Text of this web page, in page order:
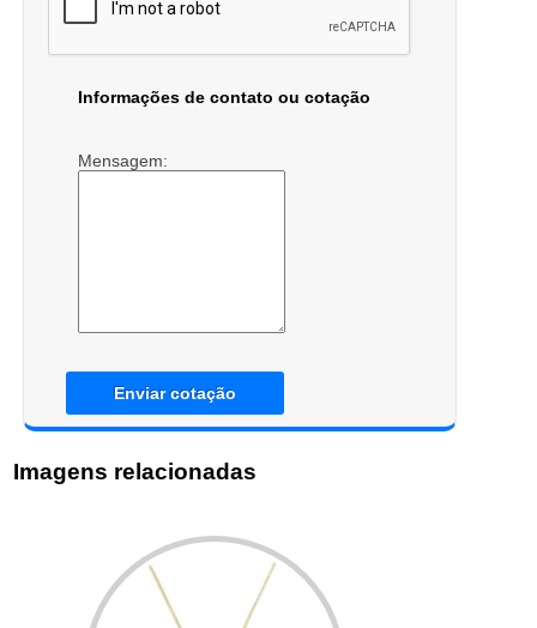
Informações de contato ou cotação
Mensagem:
Enviar cotação
Imagens relacionadas